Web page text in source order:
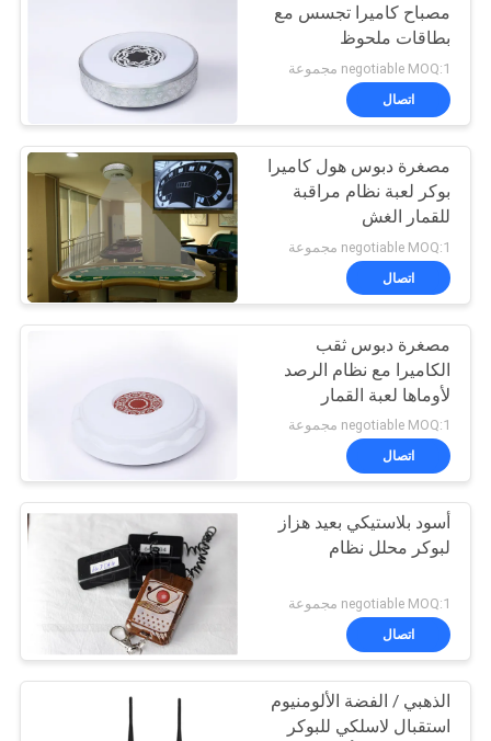
المعمل
ضبط
الجودة
اتصل
طلب
اقتباس
خريطة
الموقع
PRIVACY
مصباح كاميرا تجسس مع
بطاقات ملحوظ
negotiable MOQ:1 مجموعة
اتصال
مصغرة دبوس هول كاميرا
بوكر لعبة نظام مراقبة
للقمار الغش
negotiable MOQ:1 مجموعة
اتصال
مصغرة دبوس ثقب
الكاميرا مع نظام الرصد
لأوماها لعبة القمار
negotiable MOQ:1 مجموعة
اتصال
أسود بلاستيكي بعيد هزاز
لبوكر محلل نظام
negotiable MOQ:1 مجموعة
اتصال
الذهبي / الفضة الألومنيوم
استقبال لاسلكي للبوكر